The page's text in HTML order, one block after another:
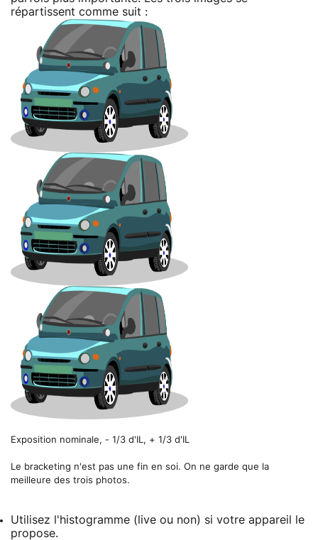
répartissent comme suit :
Exposition nominale, - 1/3 d'IL, + 1/3 d'IL
Le bracketing n'est pas une fin en soi. On ne garde que la
meilleure des trois photos.
Utilisez l'histogramme (live ou non) si votre appareil le
propose.